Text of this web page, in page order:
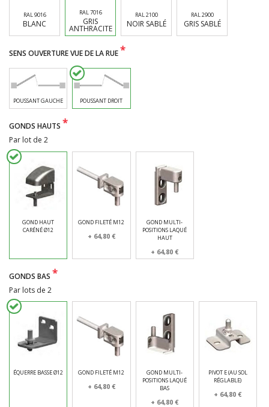
RAL 9016 RAL 7016 RAL 2100 RAL 2900
SENS OUVERTURE VUE DE LA RUE*
POUSSANT GAUCHE POUSSANT DROIT
GONDS HAUTS *
Par lot de 2
GOND HAUT
CARÉNÉ Ø12
GOND FILETÉ M12
+ 64,80 €
GOND MULTI-
POSITIONS LAQUÉ
HAUT
+ 64,80 €
GONDS BAS *
Par lots de 2
ÉQUERRE BASSE Ø12 GOND FILETÉ M12
+ 64,80 €
GOND MULTI-
POSITIONS LAQUÉ
BAS
+ 64,80 €
PIVOT E (AU SOL
RÉGLABLE)
+ 64,80 €